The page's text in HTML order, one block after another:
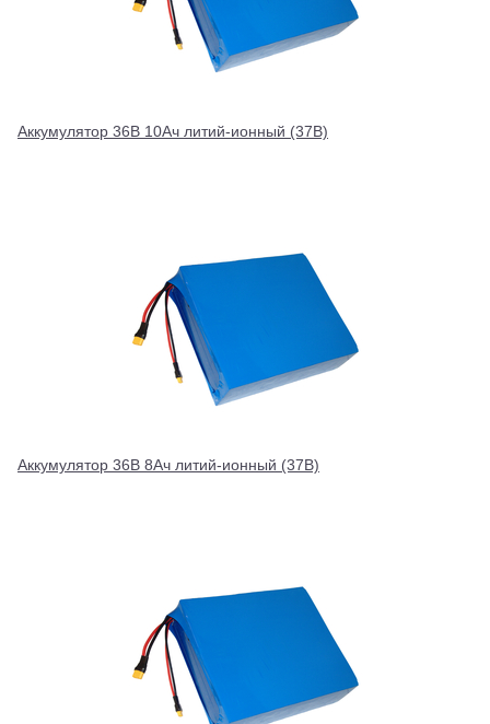
Аккумулятор 36В 10Ач литий-ионный (37В)
Аккумулятор 36В 8Ач литий-ионный (37В)